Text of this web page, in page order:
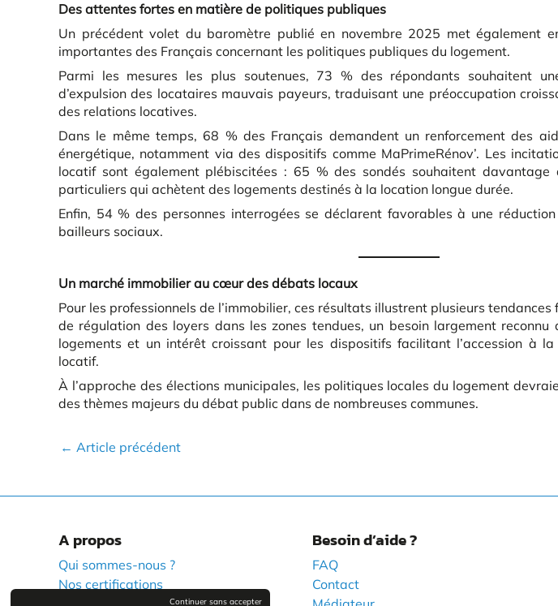
Des attentes fortes en matière de politiques publiques
Un précédent volet du baromètre publié en novembre 2025 met également
importantes des Français concernant les politiques publiques du logement.
Parmi les mesures les plus soutenues, 73 % des répondants souhaitent
d’expulsion des locataires mauvais payeurs, traduisant une préoccupation
des relations locatives.
Dans le même temps, 68 % des Français demandent un renforcement des
énergétique, notamment via des dispositifs comme MaPrimeRénov’. Les
locatif sont également plébiscitées : 65 % des sondés souhaitent davantage
particuliers qui achètent des logements destinés à la location longue durée.
Enfin, 54 % des personnes interrogées se déclarent favorables à une
bailleurs sociaux.
Un marché immobilier au cœur des débats locaux
Pour les professionnels de l’immobilier, ces résultats illustrent plusieurs
de régulation des loyers dans les zones tendues, un besoin largement reconnu
logements et un intérêt croissant pour les dispositifs facilitant l’accession à la
locatif.
À l’approche des élections municipales, les politiques locales du logement
des thèmes majeurs du débat public dans de nombreuses communes.
Navigation
← Article précédent
A propos
Qui sommes-nous ?
Nos certifications
Besoin d’aide ?
FAQ
Contact
Continuer sans accepter